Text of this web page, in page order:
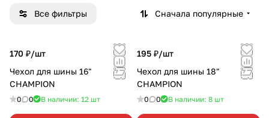
Все фильтры Сначала популярные
170 ₽/шт
Чехол для шины 16"
CHAMPION
0 0 В наличии: 12 шт
195 ₽/шт
Чехол для шины 18"
CHAMPION
0 0 В наличии: 8 шт